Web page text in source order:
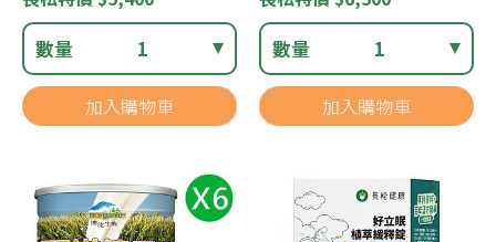
數量 1
加入購物車
數量 1
加入購物車